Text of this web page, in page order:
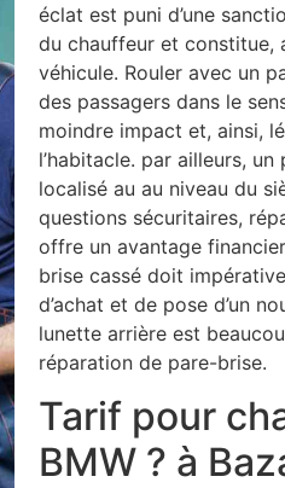
éclat est puni d’une
du chauffeur et constitue,
véhicule. Rouler avec un
des passagers dans le
moindre impact et, ainsi,
l’habitacle. par ailleurs,
localisé au au niveau du
questions sécuritaires,
offre un avantage
brise cassé doit
d’achat et de pose d’un
lunette arrière est
réparation de pare-brise.
Tarif pour
BMW ? à